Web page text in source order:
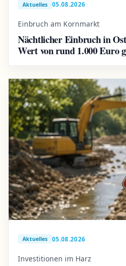
Aktuelles 05.08.2026
Einbruch am Kornmarkt
Nächtlicher Einbruch in
Wert von rund 1.000 Euro
Aktuelles 05.08.2026
Investitionen im Harz